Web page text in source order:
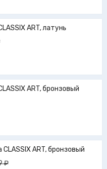
ART, латунь
ART, бронзовый
ART, бронзовый
₽